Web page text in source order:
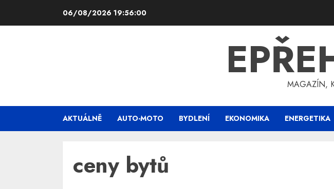
06/08/2026 19:56:01
MAGAZÍN,
AKTUÁLNĚ AUTO-MOTO BYDLENÍ EKONOMIKA ENERGETIKA
ceny bytů